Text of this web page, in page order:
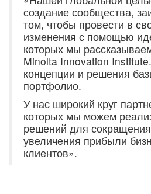
создание сообщества,
том, чтобы провести в
изменения с помощью
которых мы
Minolta Innovation
концепции и решения
портфолио.
У нас широкий круг
которых мы можем
решений для
увеличения прибыли
клиентов».